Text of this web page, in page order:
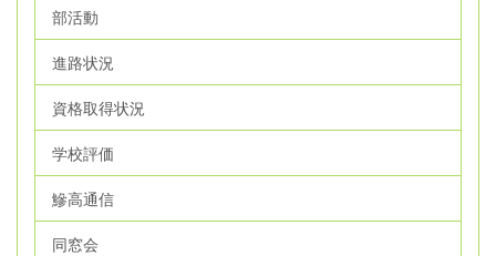
部活動
進路状況
資格取得状況
学校評価
鰺高通信
同窓会